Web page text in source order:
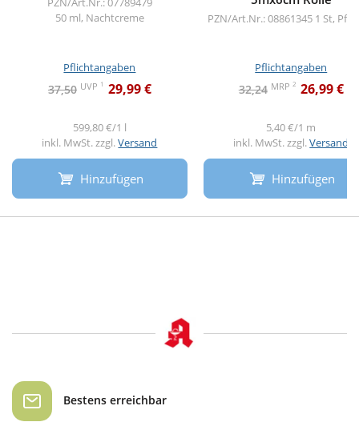
50 ml, Nachtcreme
Pflichtangaben
37,50 UVP 1 29,99 €
599,80 €/1 l
inkl. MwSt. zzgl.Versand
Hinzufügen
PZN/Art.Nr.: 08861345 1 St,
Pflichtangaben
32,24 MRP 2 26,99 €
5,40 €/1 m
inkl. MwSt. zzgl.Versand
Hinzufügen
Bestens erreichbar